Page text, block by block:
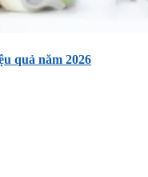
quả năm 2026